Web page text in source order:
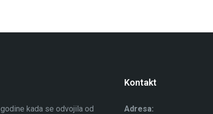
godine kada se odvojila od
Kontakt
Adresa: